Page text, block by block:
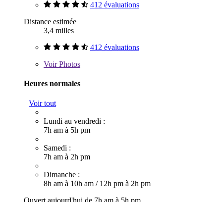
412 évaluations
Distance estimée
3,4 milles
412 évaluations
VoirPhotos
Heures normales
Voir tout
Lundi au vendredi :
7h am à 5h pm
Samedi :
7h am à 2h pm
Dimanche :
8h am à 10h am / 12h pm à 2h pm
Ouvert aujourd'hui de 7h am à 5h pm